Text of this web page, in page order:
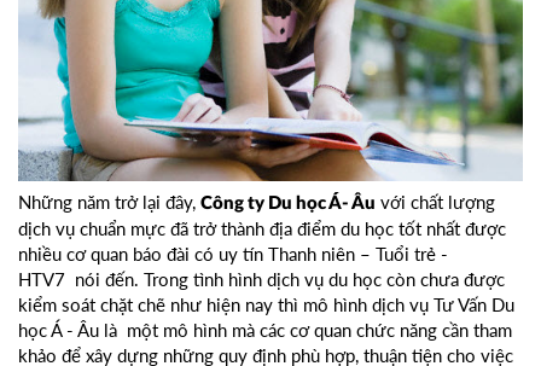
Những năm trở lại đây, Công ty Du học Á- Âu với chất lượng
dịch vụ chuẩn mực đã trở thành địa điểm du học tốt nhất được
nhiều cơ quan báo đài có uy tín Thanh niên – Tuổi trẻ -
HTV7 nói đến. Trong tình hình dịch vụ du học còn chưa được
kiểm soát chặt chẽ như hiện nay thì mô hình dịch vụ Tư Vấn Du
họcÁ - Âu là một mô hình mà các cơ quan chức năng cần tham
khảo để xây dựng những quy định phù hợp, thuận tiện cho việc